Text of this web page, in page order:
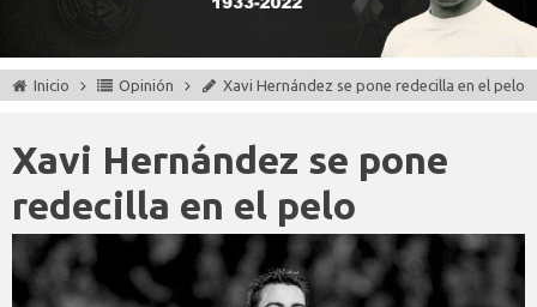
Inicio Opinión Xavi Hernández se pone redecilla en el pelo
Xavi Hernández se pone
redecilla en el pelo